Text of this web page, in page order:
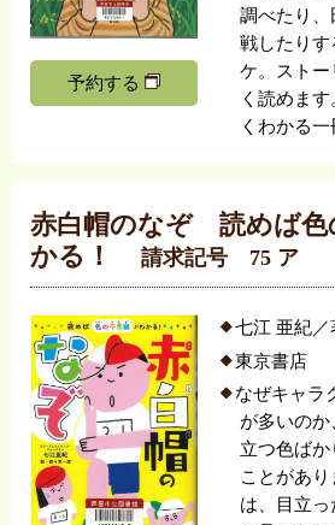
予約する
調べたり
戦したりす
ケ。ストー
く読めま
くわかる一
赤白帽のなぞ 読めば色
かる！
請求記号 75 ア
七江 亜紀／
東京書店
なぜキャラ
が多いのか
立つ色ばか
ことがあ
は、目立っ